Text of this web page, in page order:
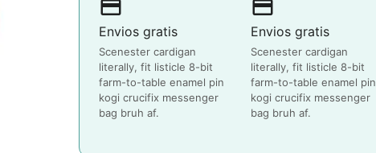
payment
Envios gratis
Scenester cardigan
literally, fit listicle 8-bit
farm-to-table enamel pin
kogi crucifix messenger
bag bruh af.
payment
Envios gratis
Scenester cardigan
literally, fit listicle 8-bit
farm-to-table enamel pin
kogi crucifix messenger
bag bruh af.